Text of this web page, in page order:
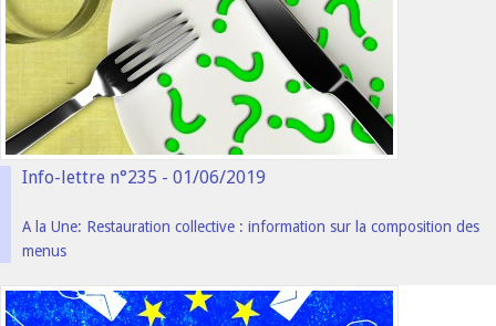
Info-lettre n°235 - 01/06/2019
A la Une: Restauration collective : information sur la composition des
menus